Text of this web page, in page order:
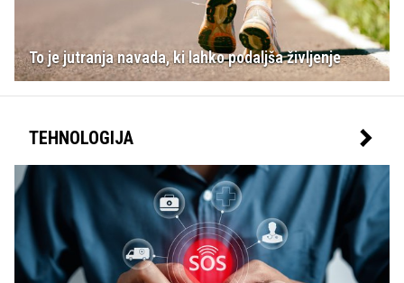
To je jutranja navada, ki lahko podaljša življenje
TEHNOLOGIJA